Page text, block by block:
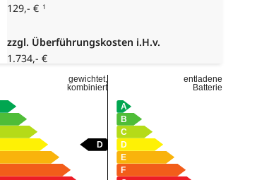
129,- € 1
zzgl. Überführungskosten i.H.v.
1.734,- €
gewichtet,
kombiniert
entladene
Batterie